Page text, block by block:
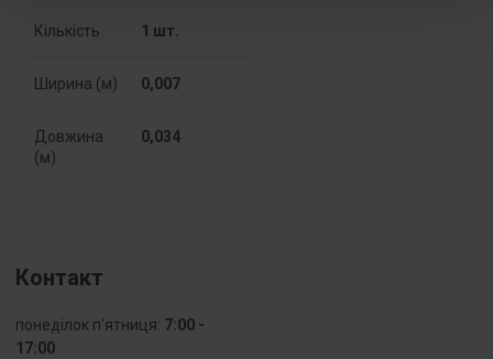
Кількість
1
przewodu
bez
końcówki
Кількість 1 шт.
Ширина (м) 0,007
Довжина
(м)
0,034
Контакт
понеділок п'ятниця: 7:00 -
17:00